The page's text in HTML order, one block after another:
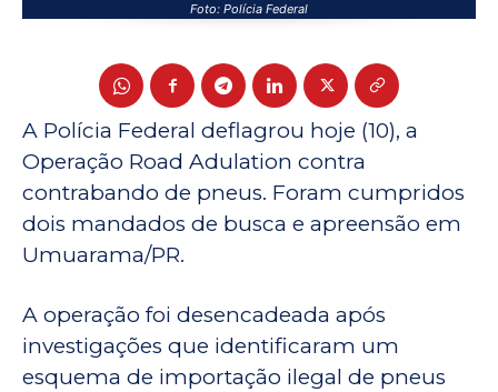
Foto: Polícia Federal
A Polícia Federal deflagrou hoje (10), a
Operação Road Adulation contra
contrabando de pneus. Foram cumpridos
dois mandados de busca e apreensão em
Umuarama/PR.
A operação foi desencadeada após
investigações que identificaram um
esquema de importação ilegal de pneus